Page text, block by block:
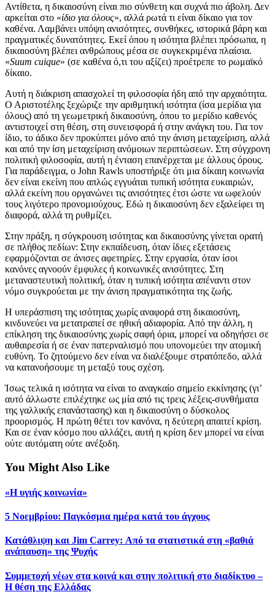
Αντίθετα, η δικαιοσύνη είναι πιο σύνθετη και συχνά πιο άβολη. Δεν
αρκείται στο «ίδιο για όλους», αλλά ρωτά τι είναι δίκαιο για τον
καθένα. Λαμβάνει υπόψη ανισότητες, συνθήκες, ιστορικά βάρη και
πραγματικές δυνατότητες. Εκεί όπου η ισότητα βλέπει πρόσωπα, η
δικαιοσύνη βλέπει ανθρώπους μέσα σε συγκεκριμένα πλαίσια.
«Suum cuique» (σε καθένα ό,τι του αξίζει) προέτρεπε το ρωμαϊκό
δίκαιο.
Αυτή η διάκριση απασχολεί τη φιλοσοφία ήδη από την αρχαιότητα.
Ο Αριστοτέλης ξεχώριζε την αριθμητική ισότητα (ίσα μερίδια για
όλους) από τη γεωμετρική δικαιοσύνη, όπου το μερίδιο καθενός
αντιστοιχεί στη θέση, στη συνεισφορά ή στην ανάγκη του. Για τον
ίδιο, το άδικο δεν προκύπτει μόνο από την άνιση μεταχείριση, αλλά
και από την ίση μεταχείριση ανόμοιων περιπτώσεων. Στη σύγχρονη
πολιτική φιλοσοφία, αυτή η ένταση επανέρχεται με άλλους όρους.
Για παράδειγμα, ο John Rawls υποστήριξε ότι μια δίκαιη κοινωνία
δεν είναι εκείνη που απλώς εγγυάται τυπική ισότητα ευκαιριών,
αλλά εκείνη που οργανώνει τις ανισότητες έτσι ώστε να ωφελούν
τους λιγότερο προνομιούχους. Εδώ η δικαιοσύνη δεν εξαλείφει τη
διαφορά, αλλά τη ρυθμίζει.
Στην πράξη, η σύγκρουση ισότητας και δικαιοσύνης γίνεται ορατή
σε πλήθος πεδίων: Στην εκπαίδευση, όταν ίδιες εξετάσεις
εφαρμόζονται σε άνισες αφετηρίες. Στην εργασία, όταν ίσοι
κανόνες αγνοούν έμφυλες ή κοινωνικές ανισότητες. Στη
μεταναστευτική πολιτική, όταν η τυπική ισότητα απέναντι στον
νόμο συγκρούεται με την άνιση πραγματικότητα της ζωής.
Η υπεράσπιση της ισότητας χωρίς αναφορά στη δικαιοσύνη,
κινδυνεύει να μετατραπεί σε ηθική αδιαφορία. Από την άλλη, η
επίκληση της δικαιοσύνης χωρίς σαφή όρια, μπορεί να οδηγήσει σε
αυθαιρεσία ή σε έναν πατερναλισμό που υπονομεύει την ατομική
ευθύνη. Το ζητούμενο δεν είναι να διαλέξουμε στρατόπεδο, αλλά
να κατανοήσουμε τη μεταξύ τους σχέση.
Ίσως τελικά η ισότητα να είναι το αναγκαίο σημείο εκκίνησης (γι’
αυτό άλλωστε επιλέχτηκε ως μία από τις τρεις λέξεις-συνθήματα
της γαλλικής επανάστασης) και η δικαιοσύνη ο δύσκολος
προορισμός. Η πρώτη θέτει τον κανόνα, η δεύτερη απαιτεί κρίση.
Και σε έναν κόσμο που αλλάζει, αυτή η κρίση δεν μπορεί να είναι
ούτε αυτόματη ούτε ανέξοδη.
You Might Also Like
«Η υγιής κοινωνία»
5 Νοεμβρίου: Παγκόσμια ημέρα κατά του άγχους
Κατάθλιψη και Jim Carrey: Από τα στατιστικά στη «βαθιά
ανάπαυση» της Ψυχής
Συμμετοχή νέων στα κοινά και στην πολιτική στο διαδίκτυο –
Η θέση της Ελλάδας